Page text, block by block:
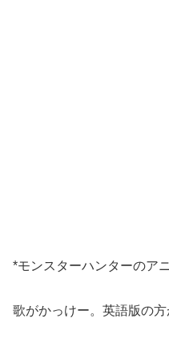
*モンスターハンターのア
歌がかっけー。英語版の方